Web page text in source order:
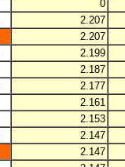
0
2.207
2.207
2.199
2.187
2.177
2.161
2.153
2.147
2.147